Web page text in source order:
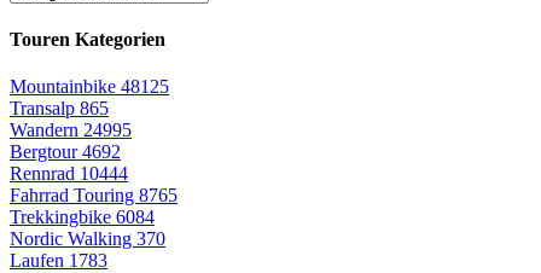
Touren Kategorien
Mountainbike 48125
Transalp 865
Wandern 24995
Bergtour4692
Rennrad 10444
Fahrrad Touring 8765
Trekkingbike 6084
Nordic Walking 370
Laufen 1783